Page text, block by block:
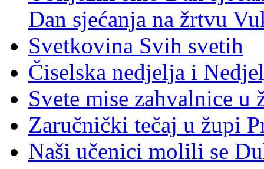
Dan sjećanja na žrtvu
Svetkovina Svih svetih
Čiselska nedjelja i
Svete mise zahvalnice u
Zaručnički tečaj u župi
Naši učenici molili se